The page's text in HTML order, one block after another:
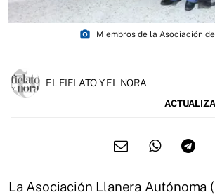
photo_camera Miembros de la Asociación
EL FIELATO Y EL NORA
La Asociación Llanera Autónoma